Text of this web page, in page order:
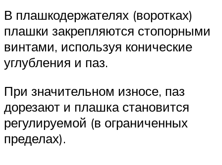
В плашкодержателях (воротках)
плашки закрепляются стопорными
винтами, используя конические
углубления и паз.
При значительном износе, паз
дорезают и плашка становится
регулируемой (в ограниченных
пределах).